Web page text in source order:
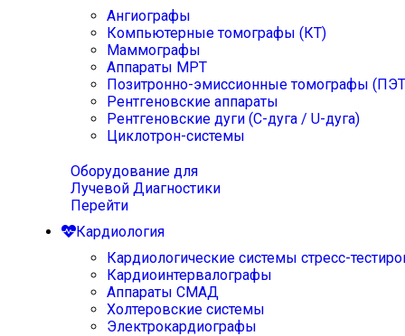
Ангиографы
Компьютерные томографы (КТ)
Маммографы
Аппараты МРТ
Позитронно-эмиссионные томографы
Рентгеновские аппараты
Рентгеновские дуги (С-дуга / U-дуга)
Циклотрон-системы
Оборудование для
Лучевой Диагностики
Перейти
Кардиология
Кардиологические системы стресс-
Кардиоинтервалографы
Аппараты СМАД
Холтеровские системы
Электрокардиографы